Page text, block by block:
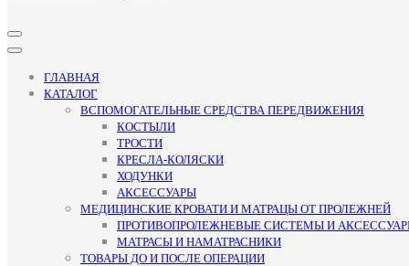
Кнопка
Открыть
ГЛАВНАЯ
КАТАЛОГ
ВСПОМОГАТЕЛЬНЫЕ СРЕДСТВА ПЕРЕДВИЖЕНИЯ
КОСТЫЛИ
ТРОСТИ
КРЕСЛА-КОЛЯСКИ
ХОДУНКИ
АКСЕССУАРЫ
МЕДИЦИНСКИЕ КРОВАТИ И МАТРАЦЫ ОТ ПРОЛЕЖНЕЙ
ПРОТИВОПРОЛЕЖНЕВЫЕ СИСТЕМЫ И
МАТРАСЫ И НАМАТРАСНИКИ
ТОВАРЫ ДО И ПОСЛЕ ОПЕРАЦИИ